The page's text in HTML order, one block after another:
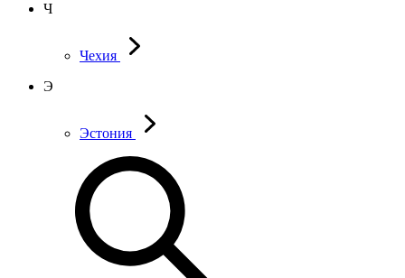
Ч
Чехия
Э
Эстония